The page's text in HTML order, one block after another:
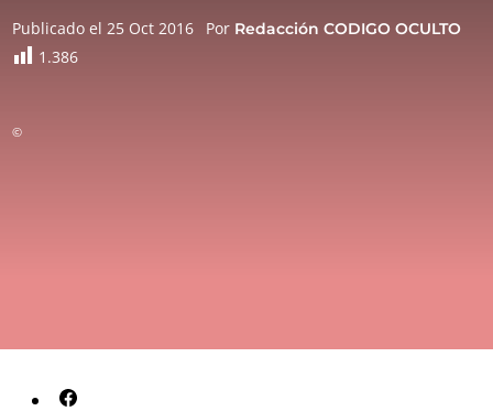
Publicado el 25 Oct 2016 Por Redacción CODIGO OCULTO
1.386
©